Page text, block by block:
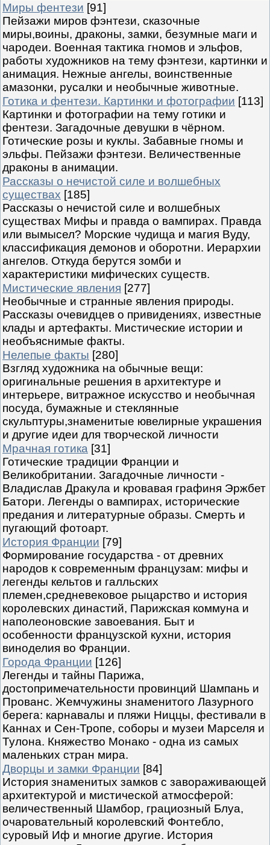
Миры фентези [91]
Пейзажи миров фэнтези, сказочные
миры,воины, драконы, замки, безумные маги и
чародеи. Военная тактика гномов и эльфов,
работы художников на тему фэнтези, картинки и
анимация. Нежные ангелы, воинственные
амазонки, русалки и необычные животные.
Готика и фентези. Картинки и фотографии [113]
Картинки и фотографии на тему готики и
фентези. Загадочные девушки в чёрном.
Готические розы и куклы. Забавные гномы и
эльфы. Пейзажи фэнтези. Величественные
драконы в анимации.
Рассказы о нечистой силе и волшебных
существах [185]
Рассказы о нечистой силе и волшебных
существах Мифы и правда о вампирах. Правда
или вымысел? Морские чудища и магия Вуду,
классификация демонов и оборотни. Иерархии
ангелов. Откуда берутся зомби и
характеристики мифических существ.
Мистические явления [277]
Необычные и странные явления природы.
Рассказы очевидцев о привидениях, известные
клады и артефакты. Мистические истории и
необъяснимые факты.
Нелепые факты [280]
Взгляд художника на обычные вещи:
оригинальные решения в архитектуре и
интерьере, витражное искусство и необычная
посуда, бумажные и стеклянные
скульптуры,знаменитые ювелирные украшения
и другие идеи для творческой личности
Мрачная готика [31]
Готические традиции Франции и
Великобритании. Загадочные личности -
Владислав Дракула и кровавая графиня Эржбет
Батори. Легенды о вампирах, исторические
предания и литературные образы. Смерть и
пугающий фотоарт.
История Франции [79]
Формирование государства - от древних
народов к современным французам: мифы и
легенды кельтов и галльских
племен,средневековое рыцарство и история
королевских династий, Парижская коммуна и
наполеоновские завоевания. Быт и
особенности французской кухни, история
виноделия во Франции.
Города Франции [126]
Легенды и тайны Парижа,
достопримечательности провинций Шампань и
Прованс. Жемчужины знаменитого Лазурного
берега: карнавалы и пляжи Ниццы, фестивали в
Каннах и Сен-Тропе, соборы и музеи Марселя и
Тулона. Княжество Монако - одна из самых
маленьких стран мира.
Дворцы и замки Франции [84]
История знаменитых замков с завораживающей
архитектурой и мистической атмосферой:
величественный Шамбор, грациозный Блуа,
очаровательный королевский Фонтебло,
суровый Иф и многие другие. История